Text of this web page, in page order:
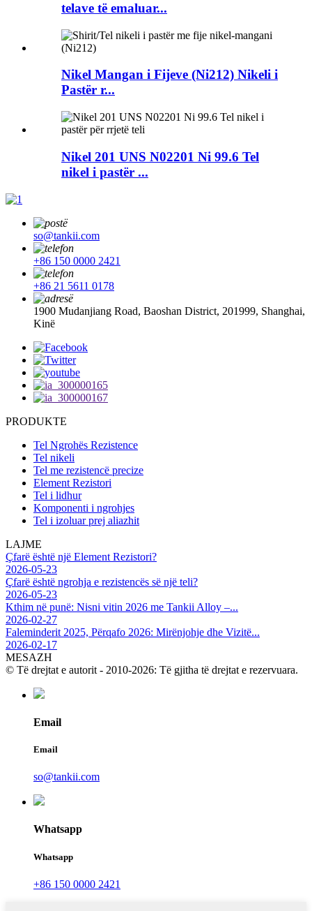
telave të emaluar...
Nikel Mangan i Fijeve (Ni212) Nikeli i
Pastër r...
Nikel 201 UNS N02201 Ni 99.6 Tel
nikel i pastër ...
so@tankii.com
+86 150 0000 2421
+86 21 5611 0178
1900 Mudanjiang Road, Baoshan District, 201999, Shanghai,
Kinë
PRODUKTE
Tel Ngrohës Rezistence
Tel nikeli
Tel me rezistencë precize
Element Rezistori
Tel i lidhur
Komponenti i ngrohjes
Tel i izoluar prej aliazhit
LAJME
Çfarë është një Element Rezistori?
2026-05-23
Çfarë është ngrohja e rezistencës së një teli?
2026-05-23
Kthim në punë: Nisni vitin 2026 me Tankii Alloy –...
2026-02-27
Faleminderit 2025, Përqafo 2026: Mirënjohje dhe Vizitë...
2026-02-17
MESAZH
© Të drejtat e autorit - 2010-2026: Të gjitha të drejtat e rezervuara.
Email
Email
so@tankii.com
Whatsapp
Whatsapp
+86 150 0000 2421